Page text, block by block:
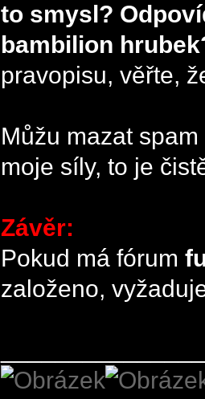
to smysl?
bambilion
pravopisu, věřte,
Můžu mazat
moje síly, to je
Závěr:
Pokud má fórum
založeno,